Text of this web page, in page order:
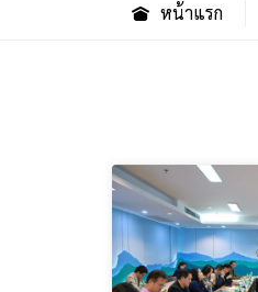
หน้าแรก